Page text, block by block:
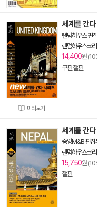
미리보기
세계를 간
랜덤하우스 편
랜덤하우스코
14,400원
구판절판
세계를 간
중앙M&B 편집
랜덤하우스코
15,750원
절판